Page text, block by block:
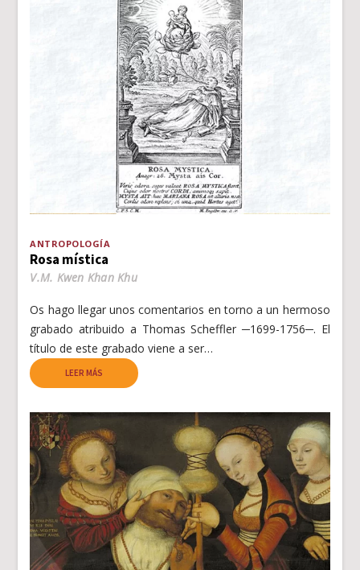
ANTROPOLOGÍA
Rosa mística
V.M. Kwen Khan Khu
Os hago llegar unos comentarios en torno a un hermoso
grabado atribuido a Thomas Scheffler ─1699-1756─. El
título de este grabado viene a ser…
LEER MÁS